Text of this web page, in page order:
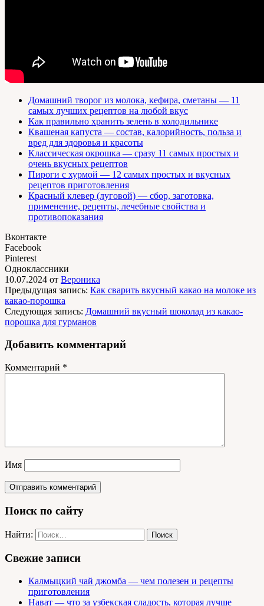
Домашний творог из молока, кефира, сметаны — 11
самых лучших рецептов на любой вкус
Как правильно хранить зелень в холодильнике
Квашеная капуста — состав, калорийность, польза и
вред для здоровья и красоты
Классическая окрошка — сразу 11 самых простых и
очень вкусных рецептов
Пироги с хурмой — 12 самых простых и вкусных
рецептов приготовления
Красный клевер (луговой) — сбор, заготовка,
применение, рецепты, лечебные свойства и
противопоказания
Вконтакте
Facebook
Pinterest
Одноклассники
10.07.2024 от Вероника
Предыдущая запись: Как сварить вкусный какао на молоке из
какао-порошка
Следующая запись: Домашний вкусный шоколад из какао-
порошка для гурманов
Добавить комментарий
Комментарий *
Имя
Поиск по сайту
Найти:
Свежие записи
Калмыцкий чай джомба — чем полезен и рецепты
приготовления
Нават — что за узбекская сладость, которая лучше